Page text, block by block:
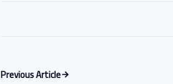
Previous Article